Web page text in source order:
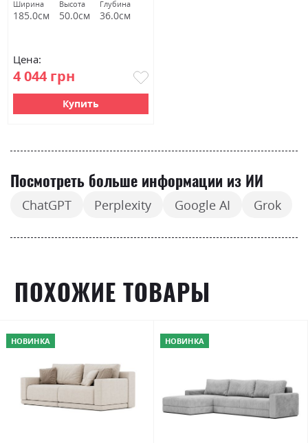
Ширина
185.0см
Высота
50.0см
Глубина
36.0см
Цена:
4 044 грн
Купить
Посмотреть больше информации из ИИ
ChatGPT Perplexity Google AI Grok
ПОХОЖИЕ ТОВАРЫ
НОВИНКА НОВИНКА